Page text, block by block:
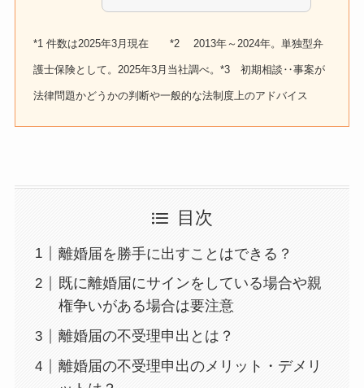
*1 件数は2025年3月現在 *2 2013年～2024年。単独型弁
護士保険として。2025年3月当社調べ。*3 初期相談‥事案が
法律問題かどうかの判断や一般的な法制度上のアドバイス
目次
離婚届を勝手に出すことはできる？
既に離婚届にサインをしている場合や親
権争いがある場合は要注意
離婚届の不受理申出とは？
離婚届の不受理申出のメリット・デメリ